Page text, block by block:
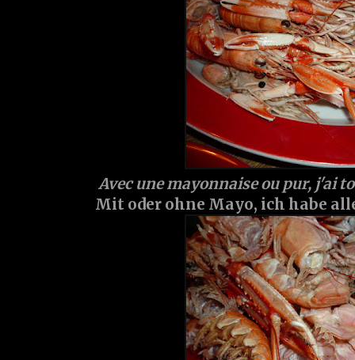
Avec une mayonnaise ou pur, j'ai
Mit oder ohne Mayo, ich habe